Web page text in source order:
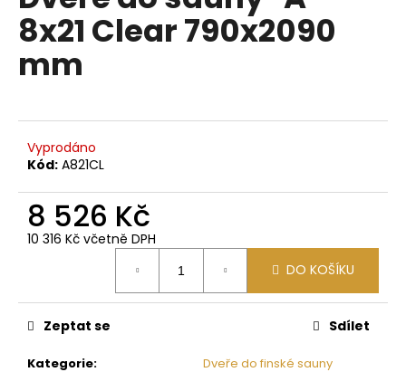
0,0
z
5
hvězdiček.
8x21 Clear 790x2090
mm
Vyprodáno
Kód: A821CL
8 526 Kč
10 316 Kč včetně DPH
DO KOŠÍKU
Kategorie:
Dveře do finské sauny
Zeptat se Sdílet
a
j
í
?
o
p